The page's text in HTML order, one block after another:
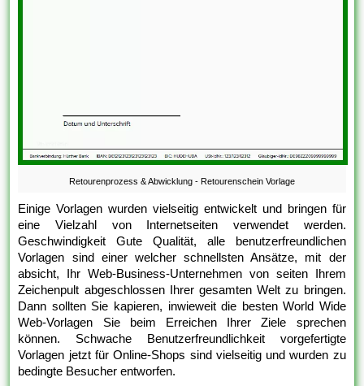
Retourenprozess & Abwicklung - Retourenschein Vorlage
Einige Vorlagen wurden vielseitig entwickelt und bringen für
eine Vielzahl von Internetseiten verwendet werden.
Geschwindigkeit Gute Qualität, alle benutzerfreundlichen
Vorlagen sind einer welcher schnellsten Ansätze, mit der
absicht, Ihr Web-Business-Unternehmen von seiten Ihrem
Zeichenpult abgeschlossen Ihrer gesamten Welt zu bringen.
Dann sollten Sie kapieren, inwieweit die besten World Wide
Web-Vorlagen Sie beim Erreichen Ihrer Ziele sprechen
können. Schwache Benutzerfreundlichkeit vorgefertigte
Vorlagen jetzt für Online-Shops sind vielseitig und wurden zu
bedingte Besucher entworfen.